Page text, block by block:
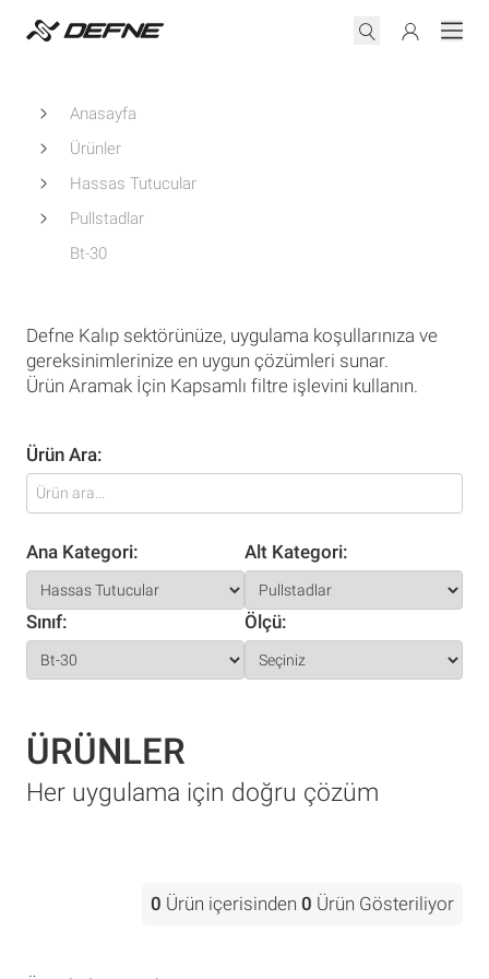
Anasayfa
Ürünler
Hassas Tutucular
Pullstadlar
Bt-30
Defne Kalıp sektörünüze, uygulama koşullarınıza ve
gereksinimlerinize en uygun çözümleri sunar.
Ürün Aramak İçin Kapsamlı filtre işlevini kullanın.
Ürün Ara:
Ana Kategori: Alt Kategori:
Sınıf: Ölçü:
ÜRÜNLER
Her uygulama için doğru çözüm
0 Ürün içerisinden 0 Ürün Gösteriliyor